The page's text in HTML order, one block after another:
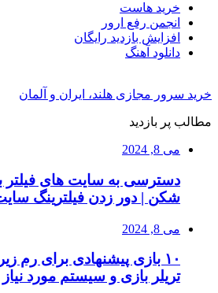
خرید هاست
انجمن رفع ارور
افزایش بازدید رایگان
دانلود آهنگ
خرید سرور مجازی هلند، ایران و آلمان
مطالب پر بازدید
می 8, 2024
دسترسی به سایت های فیلتر
شکن | دور زدن فیلترینگ
می 8, 2024
تریلر بازی و سیستم مورد نیاز